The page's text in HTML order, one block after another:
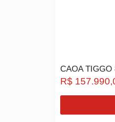
CAOA TIGGO
R$